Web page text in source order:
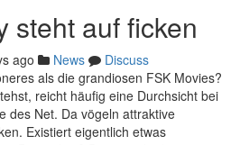
steht auf ficken
ago News
Discuss
als die grandiosen FSK Movies?
reicht häufig eine Durchsicht bei
des Net. Da vögeln attraktive
Existiert eigentlich etwas